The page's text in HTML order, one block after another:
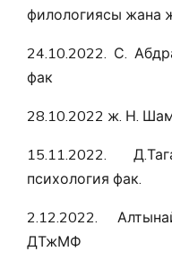
филологиясы жана
24.10.2022. С.
фак
28.10.2022 ж. Н.
15.11.2022.
психология фак.
2.12.2022.
ДТжМФ